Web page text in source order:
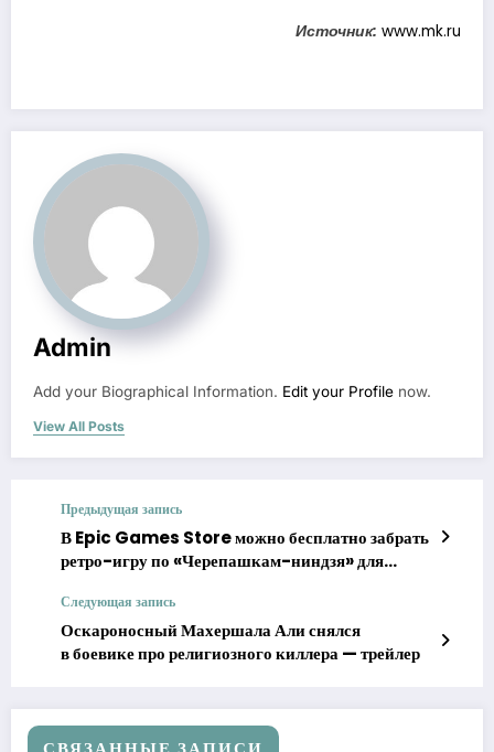
Источник: www.mk.ru
Admin
Add your Biographical Information. Edit your Profile now.
View All Posts
Предыдущая запись
В Epic Games Store можно бесплатно забрать
ретро-игру по «Черепашкам-ниндзя» для
Следующая запись
Оскароносный Махершала Али снялся
в боевике про религиозного киллера — трейлер